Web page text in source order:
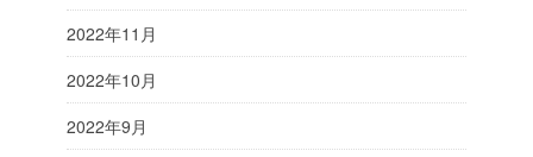
2022年11月
2022年10月
2022年9月